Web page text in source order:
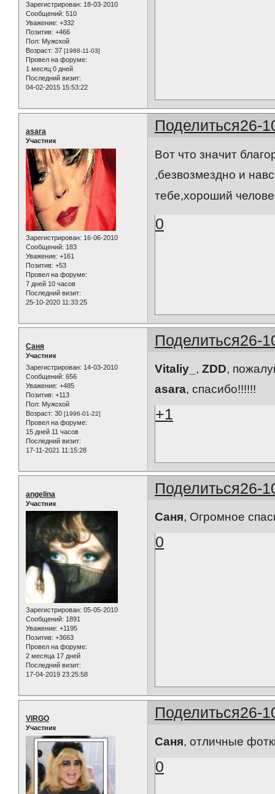
Зарегистрирован: 18-03-2010
Сообщений: 510
Уважение: +332
Позитив: +466
Пол: Мужской
Возраст: 37 [1988-11-03]
Провел на форуме:
1 месяц 0 дней
Последний визит:
04-02-2015 15:53:22
Поделиться26-
asara
Участник
Зарегистрирован: 16-06-2010
Сообщений: 183
Уважение: +161
Позитив: +53
Провел на форуме:
7 дней 10 часов
Последний визит:
25-10-2020 11:33:25
Вот что значит
,безвозмездно и
тебе,хороший
0
Поделиться26-
Саня
Участник
Зарегистрирован: 14-03-2010
Сообщений: 656
Уважение: +485
Позитив: +113
Пол: Мужской
Возраст: 30 [1996-01-22]
Провел на форуме:
15 дней 11 часов
Последний визит:
17-11-2021 11:15:28
Vitaliy_ ,ZDD,
asara, спасибо!!!!!!
+1
Поделиться26-
angelina
Участник
Зарегистрирован: 05-05-2010
Сообщений: 1891
Уважение: +1195
Позитив: +3663
Провел на форуме:
2 месяца 17 дней
Последний визит:
17-04-2019 23:25:58
Саня, Огромное
0
Поделиться26-
VIRGO
Участник
Саня, отличные
0